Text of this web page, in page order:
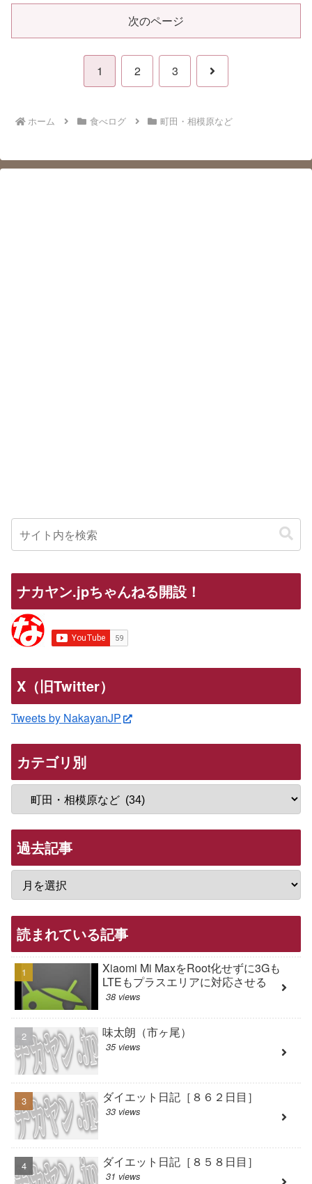
次のページ
1 2 3
次
ホーム 食べログ 町田・相模原など
ナカヤン.jpちゃんねる開設！
X（旧Twitter）
Tweets by NakayanJP
カテゴリ別
過去記事
読まれている記事
Xiaomi Mi MaxをRoot化せずに3Gも
LTEもプラスエリアに対応させる
38 views
味太朗（市ヶ尾）
35 views
ダイエット日記［８６２日目］
33 views
ダイエット日記［８５８日目］
31 views